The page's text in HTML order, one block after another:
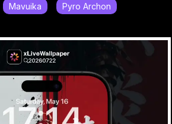
Mavuika Pyro Archon